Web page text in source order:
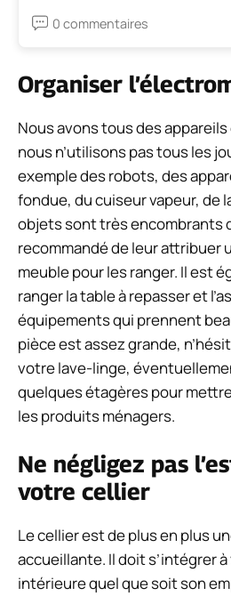
0 commentaires
Organiser
Nous avons tous des
nous n’utilisons pas tous les
exemple des robots, des
fondue, du cuiseur vapeur, de
objets sont très encombrants
recommandé de leur attribuer
meuble pour les ranger. Il est
ranger la table à repasser et
équipements qui prennent
pièce est assez grande,
votre lave-linge,
quelques étagères pour
les produits ménagers.
Ne négligez pas
votre cellier
Le cellier est de plus en plus
accueillante. Il doit s’intégrer
intérieure quel que soit son